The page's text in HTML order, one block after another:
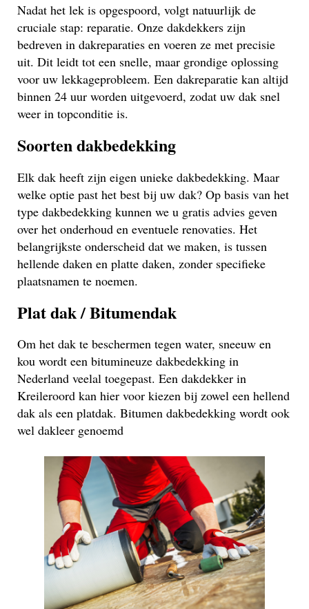
Nadat het lek is opgespoord, volgt natuurlijk de
cruciale stap: reparatie. Onze dakdekkers zijn
bedreven in dakreparaties en voeren ze met precisie
uit. Dit leidt tot een snelle, maar grondige oplossing
voor uw lekkageprobleem. Een dakreparatie kan altijd
binnen 24 uur worden uitgevoerd, zodat uw dak snel
weer in topconditie is.
Soorten dakbedekking
Elk dak heeft zijn eigen unieke dakbedekking. Maar
welke optie past het best bij uw dak? Op basis van het
type dakbedekking kunnen we u gratis advies geven
over het onderhoud en eventuele renovaties. Het
belangrijkste onderscheid dat we maken, is tussen
hellende daken en platte daken, zonder specifieke
plaatsnamen te noemen.
Plat dak / Bitumendak
Om het dak te beschermen tegen water, sneeuw en
kou wordt een bitumineuze dakbedekking in
Nederland veelal toegepast. Een dakdekker in
Kreileroord kan hier voor kiezen bij zowel een hellend
dak als een platdak. Bitumen dakbedekking wordt ook
wel dakleer genoemd